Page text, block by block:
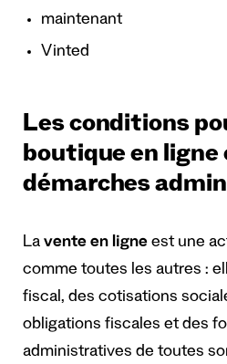
maintenant
Vinted
Les conditions
boutique en ligne
démarches
La vente en ligne est une
comme toutes les autres :
fiscal, des cotisations
obligations fiscales et des
administratives de toutes